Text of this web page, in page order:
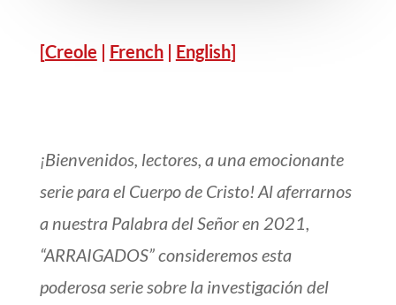
[Creole | French | English]
¡Bienvenidos, lectores, a una emocionante
serie para el Cuerpo de Cristo! Al aferrarnos
a nuestra Palabra del Señor en 2021,
“ARRAIGADOS” consideremos esta
poderosa serie sobre la investigación del